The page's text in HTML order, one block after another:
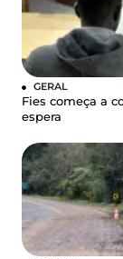
GERAL
Fies começa a
espera